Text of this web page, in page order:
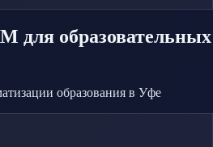
для образовательных
образования в Уфе